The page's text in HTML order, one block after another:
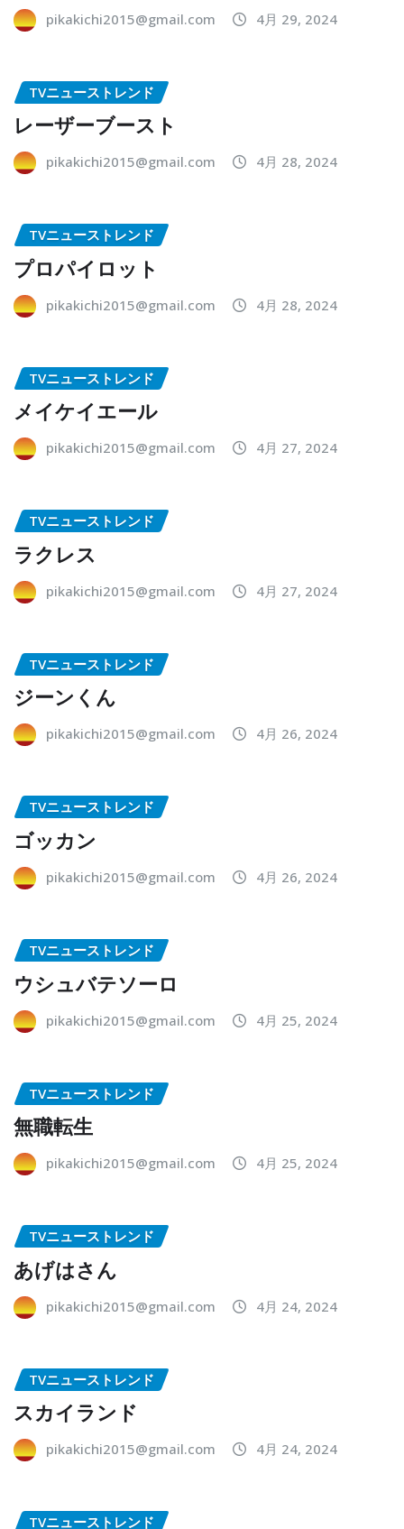
pikakichi2015@gmail.com 4月 29, 2024
TVニューストレンド
レーザーブースト
pikakichi2015@gmail.com 4月 28, 2024
TVニューストレンド
プロパイロット
pikakichi2015@gmail.com 4月 28, 2024
TVニューストレンド
メイケイエール
pikakichi2015@gmail.com 4月 27, 2024
TVニューストレンド
ラクレス
pikakichi2015@gmail.com 4月 27, 2024
TVニューストレンド
ジーンくん
pikakichi2015@gmail.com 4月 26, 2024
TVニューストレンド
ゴッカン
pikakichi2015@gmail.com 4月 26, 2024
TVニューストレンド
ウシュバテソーロ
pikakichi2015@gmail.com 4月 25, 2024
TVニューストレンド
無職転生
pikakichi2015@gmail.com 4月 25, 2024
TVニューストレンド
あげはさん
pikakichi2015@gmail.com 4月 24, 2024
TVニューストレンド
スカイランド
pikakichi2015@gmail.com 4月 24, 2024
TVニューストレンド